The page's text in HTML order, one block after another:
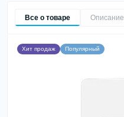
Все о товаре Описание
Хит продаж Популярный